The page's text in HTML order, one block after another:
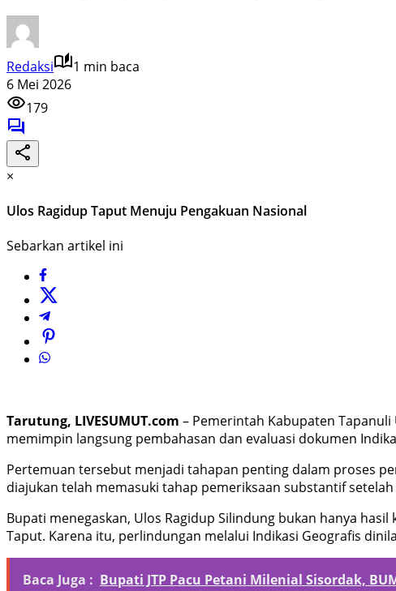
Redaksi
1 min baca
6 Mei 2026
179
×
Ulos Ragidup Taput Menuju Pengakuan Nasional
Sebarkan artikel ini
Tarutung, LIVESUMUT.com – Pemerintah Kabupaten
memimpin langsung pembahasan dan evaluasi dokumen
Pertemuan tersebut menjadi tahapan penting dalam proses
diajukan telah memasuki tahap pemeriksaan substantif
Bupati menegaskan, Ulos Ragidup Silindung bukan hanya
Taput. Karena itu, perlindungan melalui Indikasi Geografis
Baca Juga : Bupati JTP Pacu Petani Milenial Sisordak,